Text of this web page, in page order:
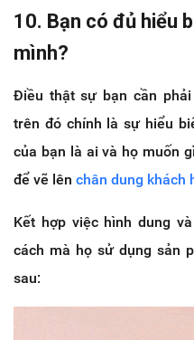
10. Bạn có đủ hiểu
mình?
Điều thật sự bạn cần
trên đó chính là sự hiểu
của bạn là ai và họ muốn
để vẽ lên chân dung khách
Kết hợp việc hình dung
cách mà họ sử dụng sản
sau: